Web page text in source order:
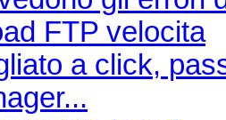
FTP velocita
a click,